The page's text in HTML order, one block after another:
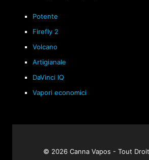
Potente
Firefly 2
Volcano
Artigianale
DaVinci IQ
Vapori economici
© 2026 Canna Vapos - Tout